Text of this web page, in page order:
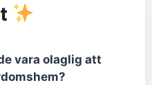
vara olaglig att